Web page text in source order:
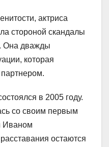
актриса
стороной скандалы
Она дважды
которая
в 2005 году.
со своим первым
Иваном
остаются